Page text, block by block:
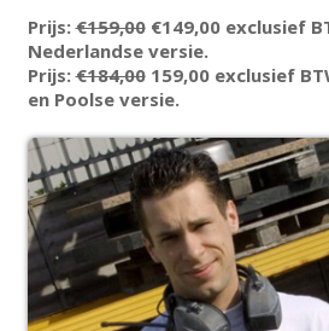
Prijs:€159,00€149,00 exclusief
Nederlandse versie.
Prijs:€184,00159,00 exclusief
en Poolse versie.